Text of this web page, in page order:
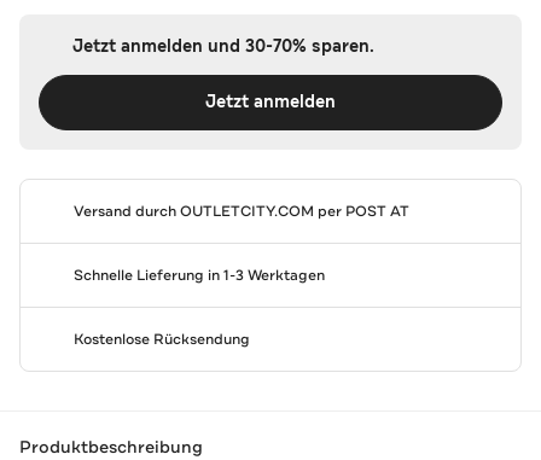
Jetzt anmelden und 30-70% sparen.
Jetzt anmelden
Versand durchOUTLETCITY.COM per POST AT
Schnelle Lieferung in 1-3 Werktagen
Kostenlose Rücksendung
Produktbeschreibung